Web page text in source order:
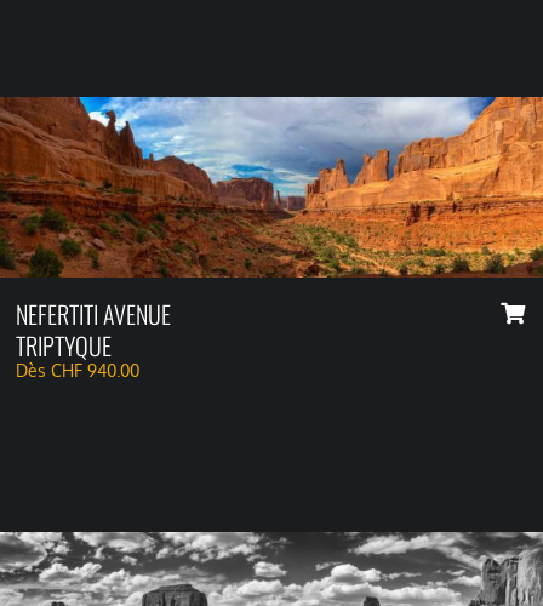
NEFERTITI AVENUE
TRIPTYQUE
DèsCHF 940.00